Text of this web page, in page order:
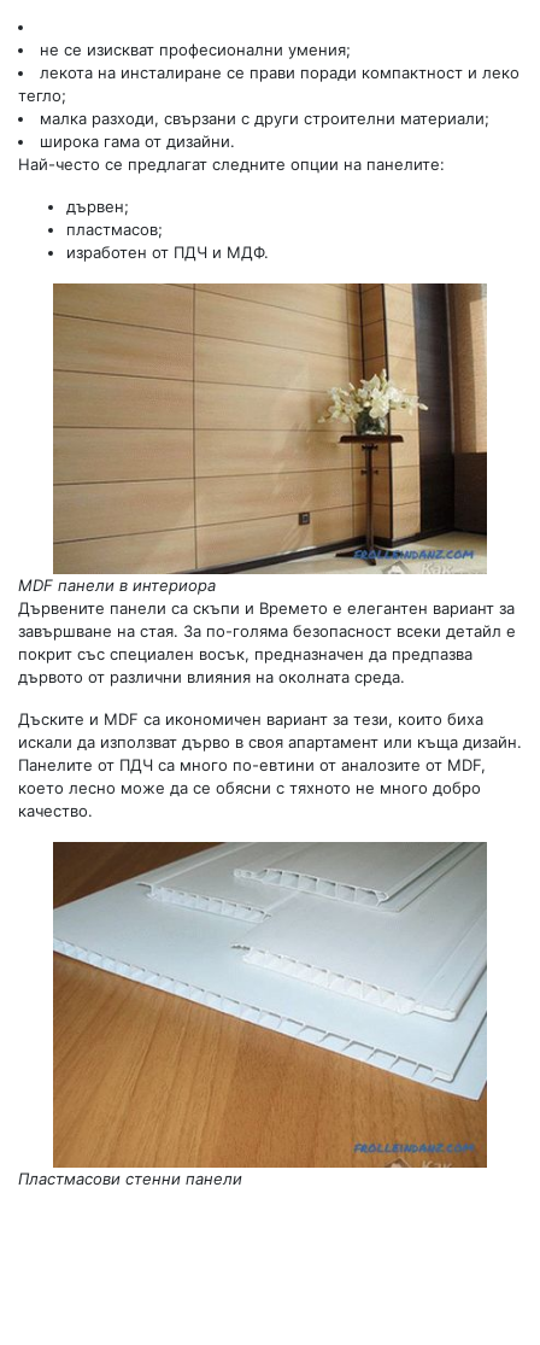
не се изискват професионални умения;
лекота на инсталиране се прави поради компактност и леко
тегло;
малка разходи, свързани с други строителни материали;
широка гама от дизайни.
Най-често се предлагат следните опции на панелите:
дървен;
пластмасов;
изработен от ПДЧ и МДФ.
MDF панели в интериора
Дървените панели са скъпи и Времето е елегантен вариант за
завършване на стая. За по-голяма безопасност всеки детайл е
покрит със специален восък, предназначен да предпазва
дървото от различни влияния на околната среда.
Дъските и MDF са икономичен вариант за тези, които биха
искали да използват дърво в своя апартамент или къща дизайн.
Панелите от ПДЧ са много по-евтини от аналозите от MDF,
което лесно може да се обясни с тяхното не много добро
качество.
Пластмасови стенни панели